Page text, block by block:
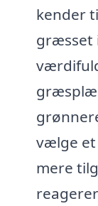
kender
græsset
vælge et
mere